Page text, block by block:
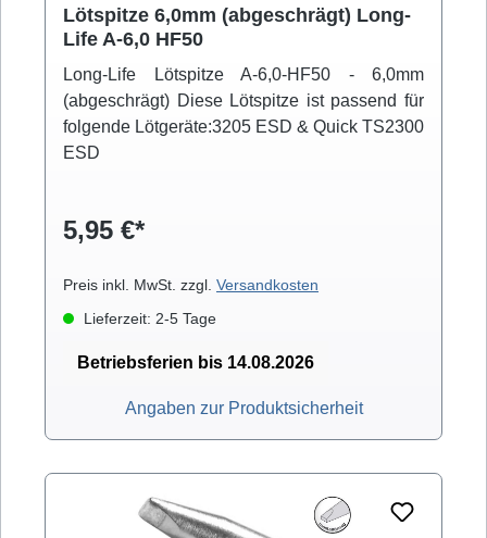
Lötspitze 6,0mm (abgeschrägt) Long-
Life A-6,0 HF50
Long-Life Lötspitze A-6,0-HF50 - 6,0mm
(abgeschrägt) Diese Lötspitze ist passend für
folgende Lötgeräte:3205 ESD & Quick TS2300
ESD
5,95 €*
Preis inkl. MwSt. zzgl. Versandkosten
Lieferzeit: 2-5 Tage
Betriebsferien bis 14.08.2026
Angaben zur Produktsicherheit